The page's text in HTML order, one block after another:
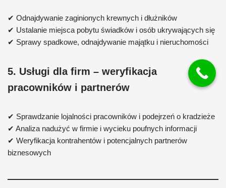
✔ Odnajdywanie zaginionych krewnych i dłużników
✔ Ustalanie miejsca pobytu świadków i osób ukrywających się
✔ Sprawy spadkowe, odnajdywanie majątku i nieruchomości
5. Usługi dla firm – weryfikacja
pracowników i partnerów
✔ Sprawdzanie lojalności pracowników i podejrzeń o kradzieże
✔ Analiza nadużyć w firmie i wycieku poufnych informacji
✔ Weryfikacja kontrahentów i potencjalnych partnerów
biznesowych